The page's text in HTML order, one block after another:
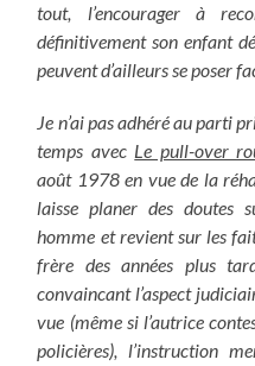
tout, l’encourager à
définitivement son enfant
peuvent d’ailleurs se poser
Je n’ai pas adhéré au parti
temps avec Le pull-over
août 1978 en vue de la
laisse planer des doutes
homme et revient sur les
frère des années plus
convaincant l’aspect
vue (même si l’autrice
policières), l’instruction